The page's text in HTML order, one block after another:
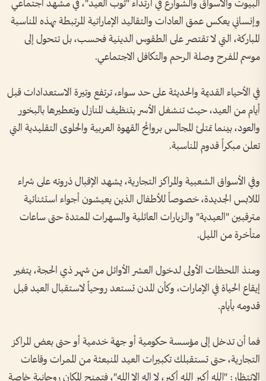
البيوت والأسواق والشوارع في ارتداء "ثوب العيد"، في مشهد اجتماعي
وإنساني يعكس عمق العادات والتقاليد الإماراتية المرتبطة بهذه المناسبة
المباركة، التي لا تقتصر على الطقوس الدينية فحسب، بل تتحول إلى
موسم للفرح وصلة الرحم والتكافل الاجتماعي.
في الأحياء القديمة والحديثة على حد سواء، ترتفع وتيرة الاستعدادات قبل
أيام من العيد، حيث تنشغل الأسر بتنظيف المنازل وتعطيرها بالبخور
والعود، بينما تمتلئ المجالس بروائح القهوة العربية والحلوى التقليدية التي
تعلن مبكراً قدوم المناسبة.
وفي الأسواق الشعبية والمراكز التجارية، يشهد الإقبال ذروته على شراء
الملابس الجديدة، خصوصاً للأطفال الذين يعيشون أجواء استثنائية
مترقبين "العيدية" والزيارات العائلية والسهرات الممتدة حتى ساعات
متأخرة من الليل.
ومنذ اللحظات الأولى لدخول العشر الأوائل من شهر ذي الحجة، يتغير
إيقاع الحياة في الإمارات، وكأن المدن تستعد روحياً لاستقبال العيد قبل
قدومه بأيام.
فما أن تدخل إلى مؤسسة حكومية أو جهة خدمية أو حتى بعض المراكز
التجارية، حتى تستقبلك تكبيرات العيد المنبعثة من الممرات وقاعات
الانتظار: "الله أكبر الله أكبر، لا إله إلا الله"، فتمنح المكان روحانية خاصة